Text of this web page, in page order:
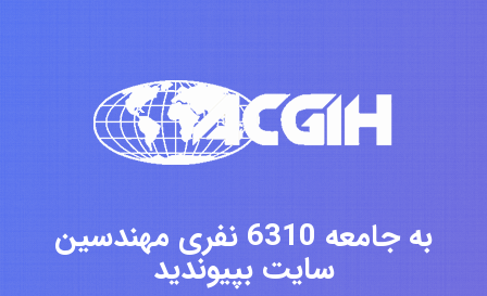
به جامعه 6310 نفری مهندسین
سایت بپیوندید